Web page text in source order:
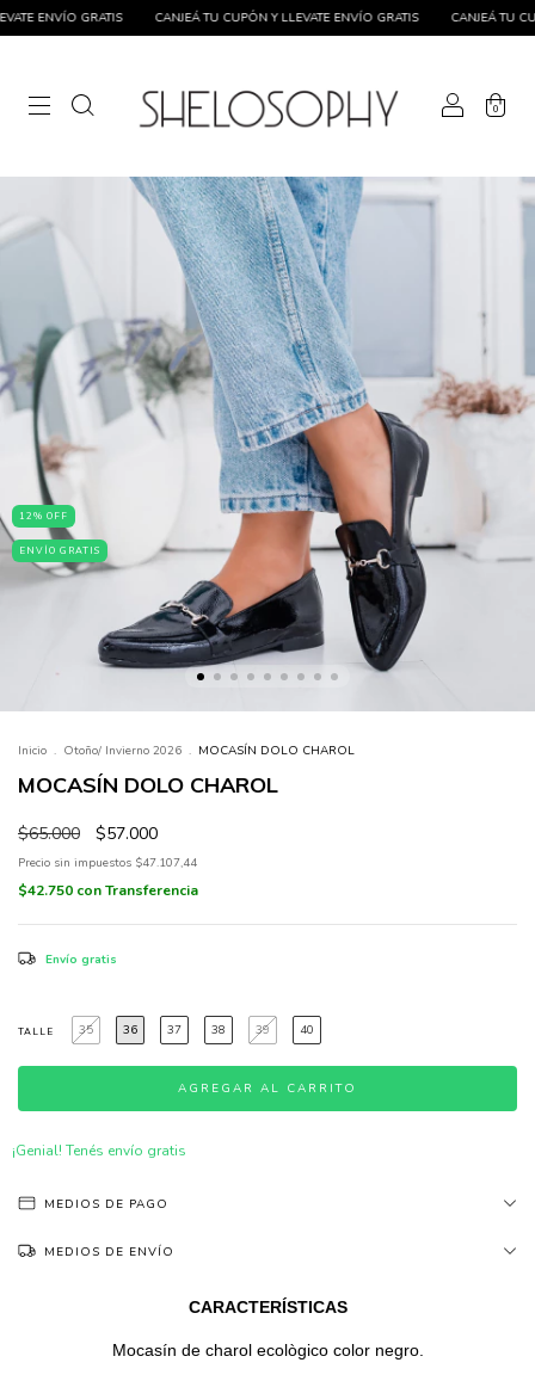
ENVÍO GRATIS CANJEÁ TU CUPÓN Y LLEVATE ENVÍO GRATIS CANJEÁ TU
0
12% OFF
ENVÍO GRATIS
Inicio . Otoño/ Invierno 2026 . MOCASÍN DOLO CHAROL
MOCASÍN DOLO CHAROL
$65.000 $57.000
Precio sin impuestos $47.107,44
$42.750 conTransferencia
Envío gratis
TALLE 35 36 37 38 39 40
¡Genial! Tenés envío gratis
MEDIOS DE PAGO
MEDIOS DE ENVÍO
CARACTERÍSTICAS
Mocasín de charol ecològico color negro.